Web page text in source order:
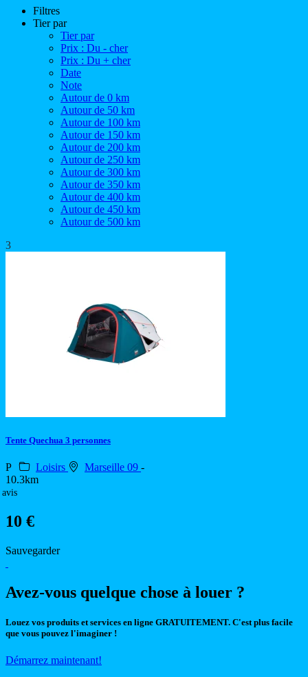
Filtres
Tier par
Tier par
Prix : Du - cher
Prix : Du + cher
Date
Note
Autour de 0 km
Autour de 50 km
Autour de 100 km
Autour de 150 km
Autour de 200 km
Autour de 250 km
Autour de 300 km
Autour de 350 km
Autour de 400 km
Autour de 450 km
Autour de 500 km
3
Tente Quechua 3 personnes
P Loisirs Marseille 09 -
10.3km
avis
10 €
Sauvegarder
Avez-vous quelque chose à louer ?
Louez vos produits et services en ligne GRATUITEMENT. C'est plus facile
que vous pouvez l'imaginer !
Démarrez maintenant!